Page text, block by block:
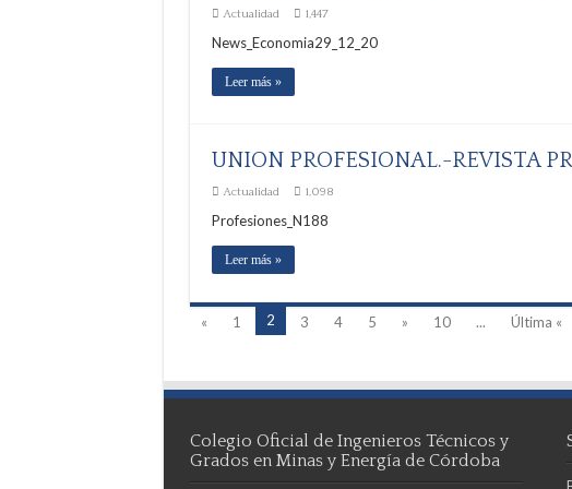
Actualidad 1,447
News_Economia29_12_20
Leer más »
UNION PROFESIONAL.-REVISTA
Actualidad 1,098
Profesiones_N188
Leer más »
« 1 2 3 4 5 » 10 ... Última «
Colegio Oficial de Ingenieros Técnicos y
Grados en Minas y Energía de Córdoba